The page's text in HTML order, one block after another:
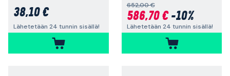
38,10 €
Lähetetään 24 tunnin sisällä!
652,00 €
586,70 €-10%
Lähetetään 24 tunnin sisällä!